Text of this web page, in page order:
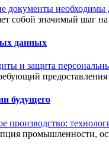
собой значимый шаг
данных
будущего
промышленности,